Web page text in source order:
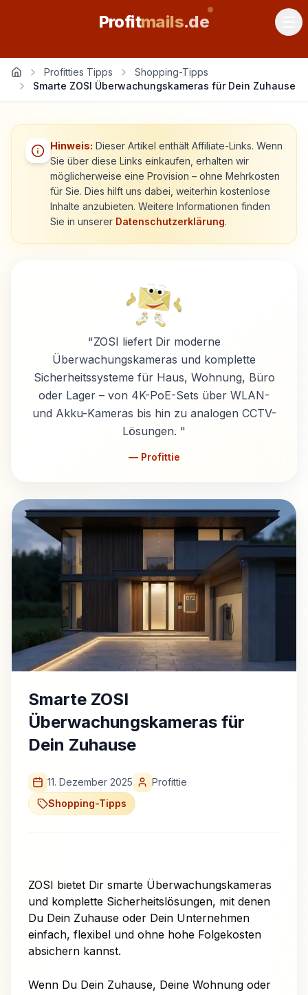
Profitmails.de
Profitties Tipps
Shopping-Tipps
Smarte ZOSI Überwachungskameras für Dein Zuhause
Hinweis: Dieser Artikel enthält Affiliate-Links. Wenn
Sie über diese Links einkaufen, erhalten wir
möglicherweise eine Provision – ohne Mehrkosten
für Sie. Dies hilft uns dabei, weiterhin kostenlose
Inhalte anzubieten. Weitere Informationen finden
Sie in unserer Datenschutzerklärung.
"ZOSI liefert Dir moderne
Überwachungskameras und komplette
Sicherheitssysteme für Haus, Wohnung, Büro
oder Lager – von 4K-PoE-Sets über WLAN-
und Akku-Kameras bis hin zu analogen CCTV-
Lösungen. "
— Profittie
Smarte ZOSI
Überwachungskameras für
Dein Zuhause
11. Dezember 2025
Profittie
Shopping-Tipps
ZOSI bietet Dir smarte Überwachungskameras
und komplette Sicherheitslösungen, mit denen
Du Dein Zuhause oder Dein Unternehmen
einfach, flexibel und ohne hohe Folgekosten
absichern kannst.
Wenn Du Dein Zuhause, Deine Wohnung oder